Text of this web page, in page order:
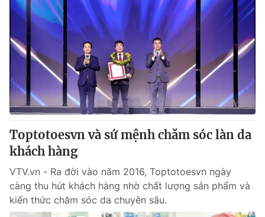
Toptotoesvn và sứ mệnh chăm sóc làn da
khách hàng
VTV.vn - Ra đời vào năm 2016, Toptotoesvn ngày
càng thu hút khách hàng nhờ chất lượng sản phẩm và
kiến thức chăm sóc da chuyên sâu.